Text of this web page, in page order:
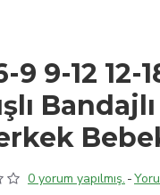
9 9-12 12-
0 yorum yapılmış. -